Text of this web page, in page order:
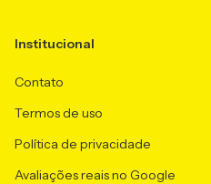
Institucional
Contato
Termos de uso
Política de privacidade
Avaliações reais no Google